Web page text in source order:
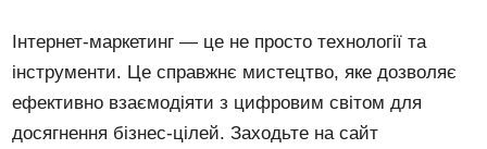
Інтернет-маркетинг — це не просто технології та
інструменти. Це справжнє мистецтво, яке дозволяє
ефективно взаємодіяти з цифровим світом для
досягнення бізнес-цілей. Заходьте на сайт